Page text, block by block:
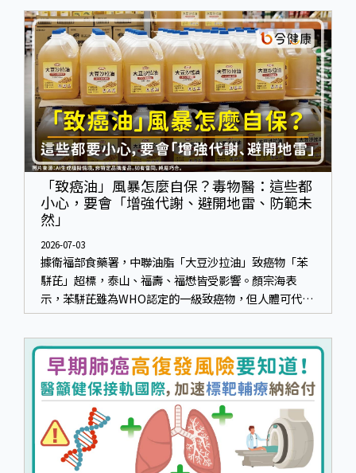
「致癌油」風暴怎麼自保？毒物醫：這些都
小心，要會「增強代謝、避開地雷、防範未
然」
2026-07-03
據衛福部食藥署，中聯油脂「大豆沙拉油」致癌物「苯
駢芘」超標，泰山、福壽、福懋皆受影響。顏宗海表
示，苯駢芘雖為WHO認定的一級致癌物，但人體可代
謝，也可以透過日常防範，不用太過擔心。